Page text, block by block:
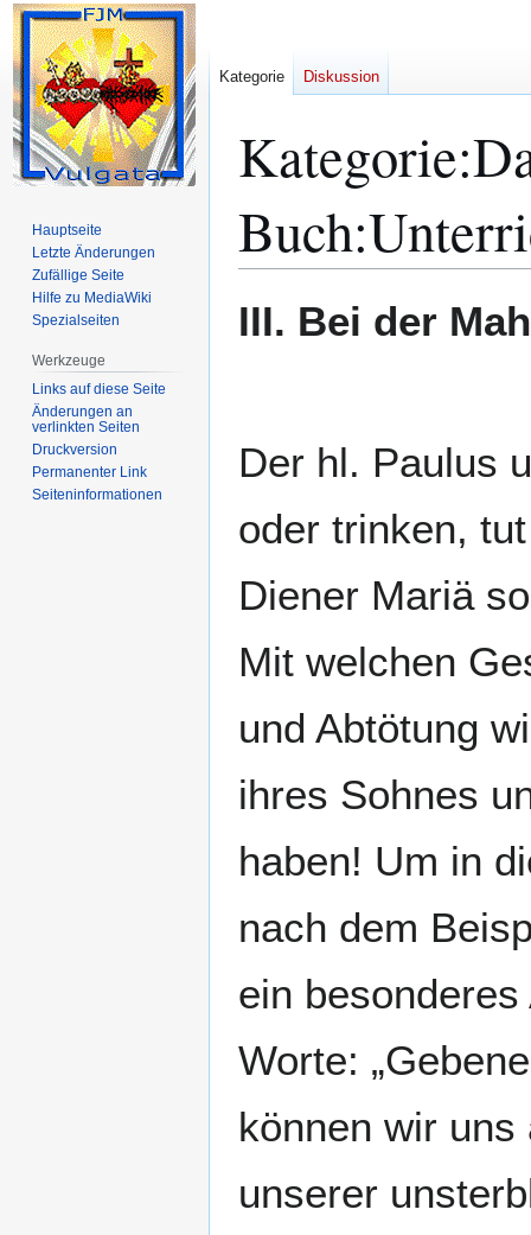
Kategorie:
Navigation
Suche
III. Bei der
Der hl. Paulus
oder trinken,
Diener Mariä
Mit welchen
und Abtötung
ihres Sohnes
haben! Um in
nach dem
ein
Worte:
können wir
unserer
Kategorie Diskussion
Hauptseite
Letzte Änderungen
Zufällige Seite
Hilfe zu MediaWiki
Spezialseiten
Werkzeuge
Links auf diese Seite
Änderungen an
verlinkten Seiten
Druckversion
Permanenter Link
Seiten­­informationen